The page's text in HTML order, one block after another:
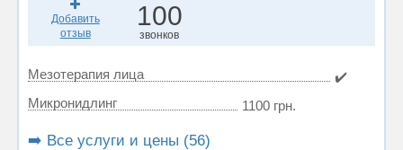
Добавить
отзыв
100
звонков
Мезотерапия лица
✔️
Микронидлинг
1100 грн.
➡️ Все услуги и цены (56)